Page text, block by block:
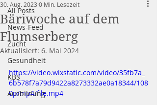
All Posts
News-Feed
Zucht
Gesundheit
KBS
Ausbildung
Bäriwoche auf dem
Flumserberg
30. Aug. 2023 0 Min. Lesezeit
Aktualisiert: 6. Mai 2024
https://video.wixstatic.com/video/35fb7a_
6b578f7a79d9422a8273332ae0a18344/108
0p/mp4/file.mp4